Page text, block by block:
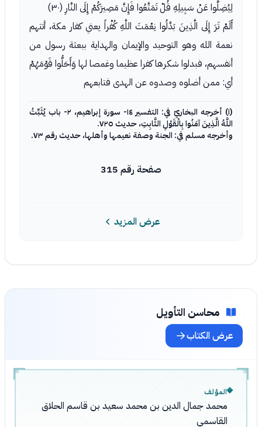
لِيُضِلُّوا عَنْ سَبِيلِهِ قُلْ تَمَتَّعُوا فَإِنَّ مَصِيرَكُمْ إِلَى النَّارِ (٣٠)
أَلَمْ تَرَ إِلَى الَّذِينَ بَدَّلُوا نِعْمَتَ اللَّهِ كُفْراً يعني كفار مكة، أتتهم
نعمة الله وهو التوحيد والإيمان والهداية ببعثة رسول من
أنفسهم، فبدلوا شكرها كفرا عظيما وغمصا لها وَأَحَلُّوا قَوْمَهُمْ
أي: ممن أضلوه وصدوه عن الهدى فتابعهم
(١) أخرجه البخاريّ في: التفسير ١٤- سورة إبراهيم، ٢- باب يُثَبِّتُ
اللَّهُ الَّذِينَ آمَنُوا بِالْقَوْلِ الثَّابِتِ، حديث ٧٢٥.
وأخرجه مسلم في: الجنة وصفة نعيمها وأهلها، حديث رقم ٧٣.
صفحة رقم 315
عرض المزيد
محاسن التأويل
عرض الكتاب
المؤلف
محمد جمال الدين بن محمد سعيد بن قاسم الحلاق
القاسمي